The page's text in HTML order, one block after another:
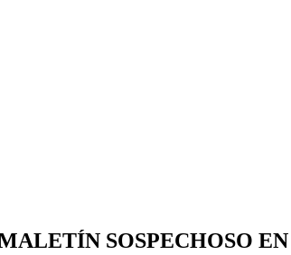
SOSPECHOSO